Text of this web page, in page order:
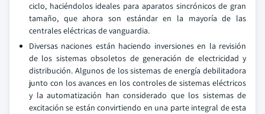
ciclo, haciéndolos ideales para aparatos sincrónicos de gran
tamaño, que ahora son estándar en la mayoría de las
centrales eléctricas de vanguardia.
Diversas naciones están haciendo inversiones en la revisión
de los sistemas obsoletos de generación de electricidad y
distribución. Algunos de los sistemas de energía debilitadora
junto con los avances en los controles de sistemas eléctricos
y la automatización han considerado que los sistemas de
excitación se están convirtiendo en una parte integral de esta